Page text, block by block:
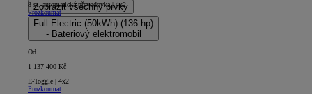
Zobrazit všechny prvky
8 st. automatická převodovka | 4x2
Prozkoumat
Full Electric (50kWh) (136 hp)
- Bateriový elektromobil
Od
1 137 400 Kč
E-Toggle | 4x2
Prozkoumat